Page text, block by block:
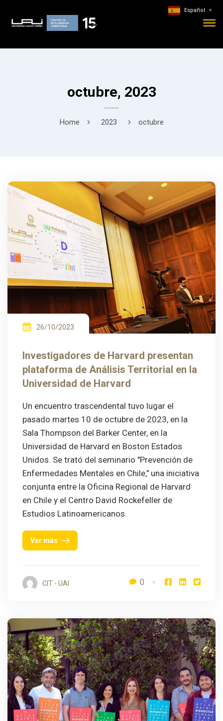
octubre, 2023
Home 2023 octubre
26/10/2023
Investigadores de Harvard presentan
plataforma de Análisis Territorial en la
Universidad de Harvard
Un encuentro trascendental tuvo lugar el
pasado martes 10 de octubre de 2023, en la
Sala Thompson del Barker Center, en la
Universidad de Harvard en Boston Estados
Unidos. Se trató del seminario "Prevención de
Enfermedades Mentales en Chile," una iniciativa
conjunta entre la Oficina Regional de Harvard
en Chile y el Centro David Rockefeller de
Estudios Latinoamericanos.
Ver más
CIT - UAI 0
Español ▼